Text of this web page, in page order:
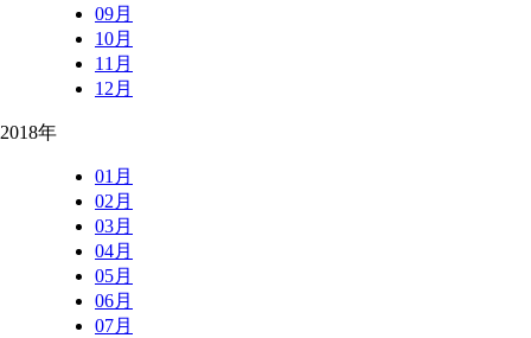
09月
10月
11月
12月
2018年
01月
02月
03月
04月
05月
06月
07月